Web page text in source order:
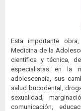
Esta importante
Medicina de la
científica y técnica,
especialistas en la
adolescencia, sus
salud bucodental,
sexualidad,
comunicación,